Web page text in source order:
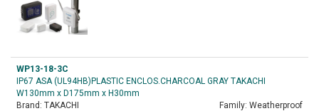
WP13-18-3C
IP67 ASA (UL94HB)PLASTIC ENCLOS.CHARCOAL GRAY TAKACHI
W130mm x D175mm x H30mm
Brand: TAKACHI Family: Weatherproof